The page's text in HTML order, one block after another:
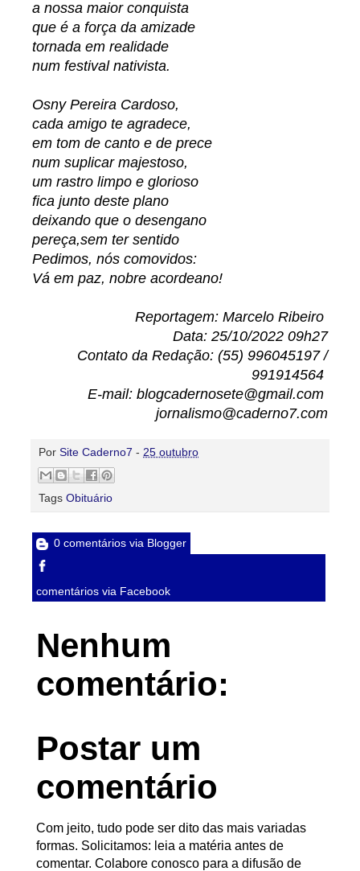
a nossa maior conquista
que é a força da amizade
tornada em realidade
num festival nativista.
Osny Pereira Cardoso,
cada amigo te agradece,
em tom de canto e de prece
num suplicar majestoso,
um rastro limpo e glorioso
fica junto deste plano
deixando que o desengano
pereça,sem ter sentido
Pedimos, nós comovidos:
Vá em paz, nobre acordeano!
Reportagem: Marcelo Ribeiro
Data: 25/10/2022 09h27
Contato da Redação: (55) 996045197 /
991914564
E-mail: blogcadernosete@gmail.com
jornalismo@caderno7.com
Por Site Caderno7 - 25 outubro
Tags Obituário
0 comentários via Blogger
comentários via Facebook
Nenhum
comentário:
Postar um
comentário
Com jeito, tudo pode ser dito das mais variadas
formas. Solicitamos: leia a matéria antes de
comentar. Colabore conosco para a difusão de